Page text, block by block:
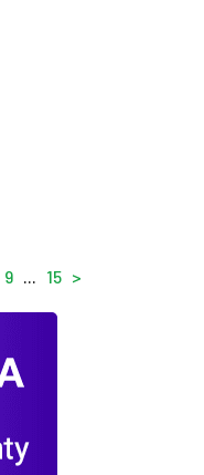
9 ... 15 >